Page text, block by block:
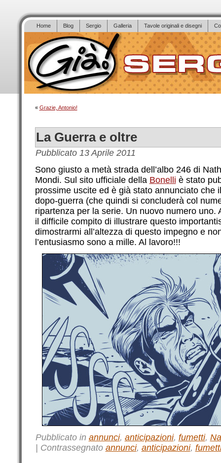
Home Blog Sergio Galleria Tavole originali e disegni
« Grazie, Antonio!
La Guerra e oltre
Pubblicato 13 Aprile 2011
Sono giusto a metà strada dell’albo 246 di
Mondi. Sul sito ufficiale della Bonelli è stato
prossime uscite ed è già stato annunciato che
dopo-guerra (che quindi si concluderà col
ripartenza per la serie. Un nuovo numero uno.
il difficile compito di illustrare questo
dimostrarmi all’altezza di questo impegno e
l’entusiasmo sono a mille. Al lavoro!!!
Pubblicato in annunci, anticipazioni, fumetti,
Contrassegnato annunci, anticipazioni,